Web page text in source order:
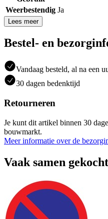
Weerbestendig Ja
Lees meer
Bestel- en
Vandaag besteld, al na een
30 dagen bedenktijd
Retourneren
Je kunt dit artikel binnen 30
bouwmarkt.
Meer informatie over de
Vaak samen gekocht